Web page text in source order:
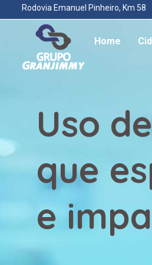
Rodovia Emanuel Pinheiro, Km 58
Home
Uso
que
e